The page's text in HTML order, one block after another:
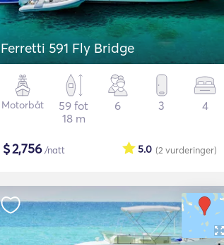
Ferretti 591 Fly Bridge
Motorbåt
59 fot
18 m
6 3 4
$2,756/natt (2 vurderinger)
5.0